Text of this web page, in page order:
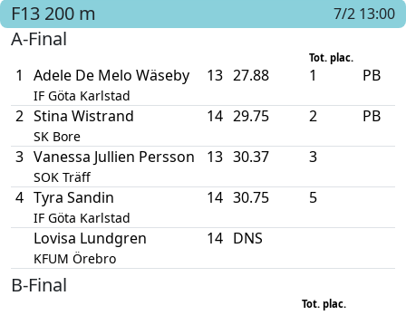
F13 200 m 7/2 13:00
A-Final
Tot. plac.
1 Adele De Melo Wäseby
IF Göta Karlstad
13 27.88 1 PB
2 Stina Wistrand
SK Bore
14 29.75 2 PB
3 Vanessa Jullien Persson
SOK Träff
13 30.37 3
4 Tyra Sandin
IF Göta Karlstad
14 30.75 5
Lovisa Lundgren
KFUM Örebro
14 DNS
B-Final
Tot. plac.